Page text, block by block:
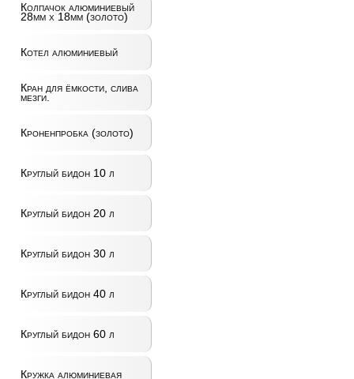
Колпачок алюминиевый
28мм x 18мм (золото)
Котел алюминиевый
Кран для ёмкости, слива
мезги.
Кроненпробка (золото)
Круглый бидон 10 л
Круглый бидон 20 л
Круглый бидон 30 л
Круглый бидон 40 л
Круглый бидон 60 л
Кружка алюминиевая